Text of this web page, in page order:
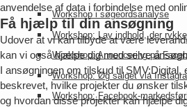
Workshop i søgeordsanalyse
Workshop: Lav indhold, der
Workshop: Annoncering på
Workshop: Øg salget via
Workshop: Facebook-
anvendelse af data i forbindelse med
Få hjælp til din ansøgning
Udover at vi kan tilbyde at være
kan vi også hjælpe dig med selve
I ansøgningen om tilskud til SMV:Digital,
beskrevet, hvilke projekter du ønsker
og hvordan disse projekter kan hjælpe